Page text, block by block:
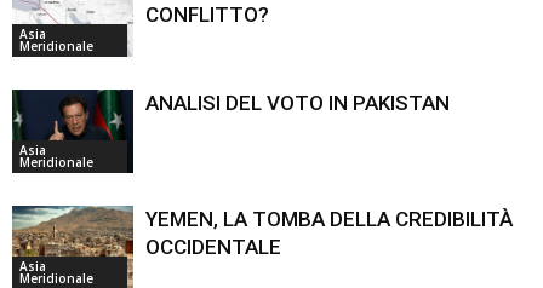
Asia
Meridionale
CONFLITTO?
Asia
Meridionale
ANALISI DEL VOTO IN PAKISTAN
Asia
Meridionale
YEMEN, LA TOMBA DELLA CREDIBILITÀ
OCCIDENTALE